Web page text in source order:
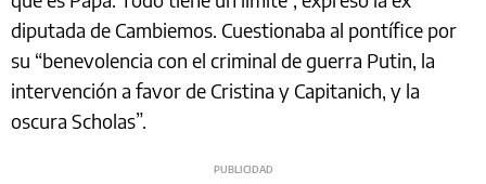
diputada de Cambiemos. Cuestionaba al pontífice por
su “benevolencia con el criminal de guerra Putin, la
intervención a favor de Cristina y Capitanich, y la
oscura Scholas”.